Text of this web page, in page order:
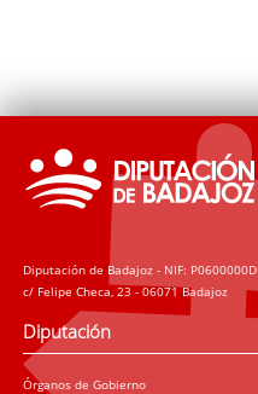
Diputación de Badajoz - NIF: P0600000D
c/ Felipe Checa, 23 - 06071 Badajoz
Diputación
Órganos de Gobierno